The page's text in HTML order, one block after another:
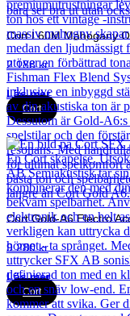
Cort L60M Mahogany
2 188kr
Läs mer
Cort
Cort Gold-A6 Electro
9 280kr
Läs mer
Cort